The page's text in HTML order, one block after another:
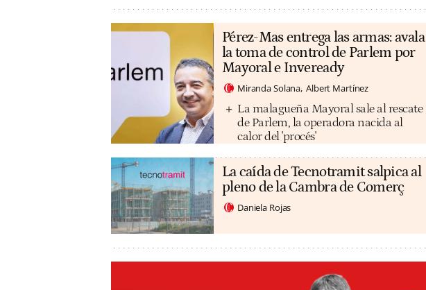
Pérez-Mas entrega las armas: avala
la toma de control de Parlem por
Mayoral e Inveready
Miranda Solana Albert Martínez
La malagueña Mayoral sale al rescate
de Parlem, la operadora nacida al
calor del 'procés'
La caída de Tecnotramit salpica al
pleno de la Cambra de Comerç
Daniela Rojas